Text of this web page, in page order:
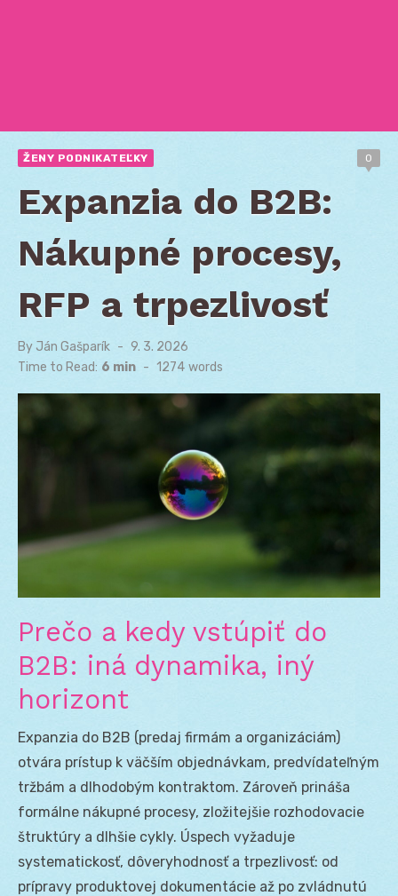
ŽENY PODNIKATEĽKY 0
Expanzia do B2B:
Nákupné procesy,
RFP a trpezlivosť
By Ján Gašparík
Posted
on
9. 3. 2026
Time to Read: 6 min - 1274 words
Prečo a kedy vstúpiť do
B2B: iná dynamika, iný
horizont
Expanzia do B2B (predaj firmám a organizáciám)
otvára prístup k väčším objednávkam, predvídateľným
tržbám a dlhodobým kontraktom. Zároveň prináša
formálne nákupné procesy, zložitejšie rozhodovacie
štruktúry a dlhšie cykly. Úspech vyžaduje
systematickosť, dôveryhodnosť a trpezlivosť: od
prípravy produktovej dokumentácie až po zvládnutú